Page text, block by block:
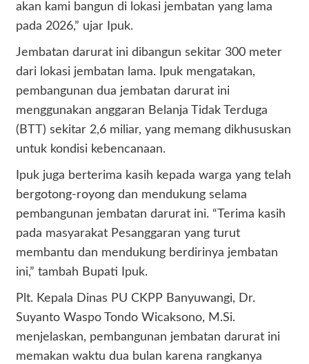
akan kami bangun di lokasi jembatan yang lama
pada 2026,” ujar Ipuk.
Jembatan darurat ini dibangun sekitar 300 meter
dari lokasi jembatan lama. Ipuk mengatakan,
pembangunan dua jembatan darurat ini
menggunakan anggaran Belanja Tidak Terduga
(BTT) sekitar 2,6 miliar, yang memang dikhususkan
untuk kondisi kebencanaan.
Ipuk juga berterima kasih kepada warga yang telah
bergotong-royong dan mendukung selama
pembangunan jembatan darurat ini. “Terima kasih
pada masyarakat Pesanggaran yang turut
membantu dan mendukung berdirinya jembatan
ini,” tambah Bupati Ipuk.
Plt. Kepala Dinas PU CKPP Banyuwangi, Dr.
Suyanto Waspo Tondo Wicaksono, M.Si.
menjelaskan, pembangunan jembatan darurat ini
memakan waktu dua bulan karena rangkanya